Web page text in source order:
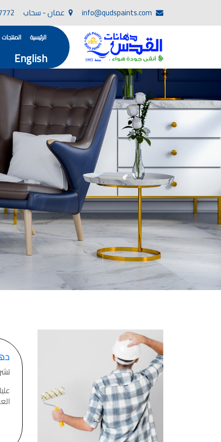
عمان - سحاب
الرئيسية المنتجات
English
تأسست صناعة دهانات القدس في عام 1994. وقد بدأت بخطين من المنتجات .
، معجون الجدران الداخلية المائي ولصق البلاط ذو
صناعة دهانات القدس دهان شركات
دهانات, أنواع الدهانات, أنواع الدهانات واسعارها في
أنواع الدهانات بالصور, أنواع الدهانات المنزلية, أنواع الدهانات في الاردن, أنواع
شركات دهان في الاردن , شركات دهانات ,لاصق بلاد القدس ,مورتر كوت , معجونة اسمنتية,دهانات
صناعة دهانات
الوان دهانات,
كتالوج الوان دهانات,
الوان دهانات ريسبشن بترولي, الوان دهانات 2022, الوان دهانات شقق عرايس, الوان دخانات حوائط
صناعة دهانات القدس شركات
معلم دهانات, سعر سطل الدهان في الأردن,
دهانات للبيع, افضل نواع الدهان في الاردن, سعر الدهان في
شركة القدس لصناعة الدهانات
تأسست شركة القدس لصناعة الدهانات
دهان ضد العفن, بخاخ مزيل العفن, دهان
ورق جدران ضد العفن, دهان ضد الرطوبة, علاج العفن في المنزل,
تشطيبات, شركة
تشطيبات حوائط,التشطيبات المعمارية,